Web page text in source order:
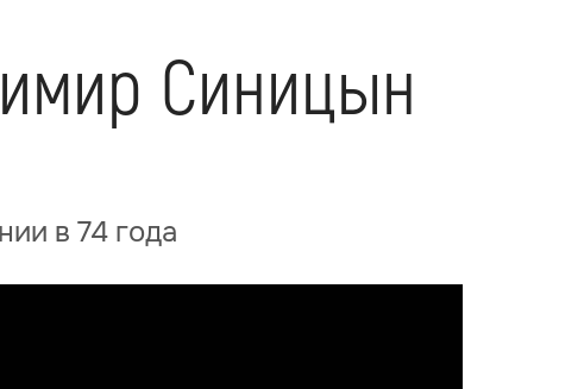
Синицын
в 74 года